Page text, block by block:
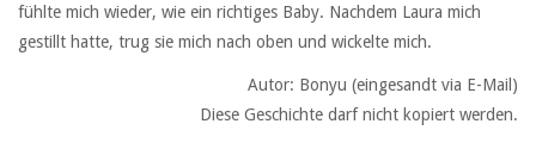
fühlte mich wieder, wie ein richtiges Baby. Nachdem Laura mich
gestillt hatte, trug sie mich nach oben und wickelte mich.
Autor: Bonyu (eingesandt via E-Mail)
Diese Geschichte darf nicht kopiert werden.